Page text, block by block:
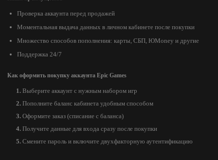
Проверка аккаунта перед продажей
Моментальная выдача данных в личном кабинете после покупки
Множество способов пополнения: карты, СБП, ЮMoney и другие
Поддержка 24/7
Как оформить покупку аккаунта Epic Games
Выберите аккаунт с нужным набором игр
Пополните баланс кабинета удобным способом
Оформите заказ (списание с баланса)
Получите данные для входа сразу после покупки
Смените пароль и включите двухфакторную аутентификацию